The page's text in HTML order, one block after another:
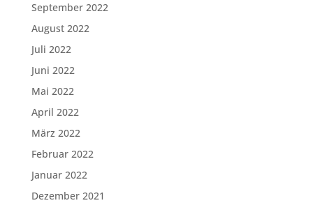
September 2022
August 2022
Juli 2022
Juni 2022
Mai 2022
April 2022
März 2022
Februar 2022
Januar 2022
Dezember 2021